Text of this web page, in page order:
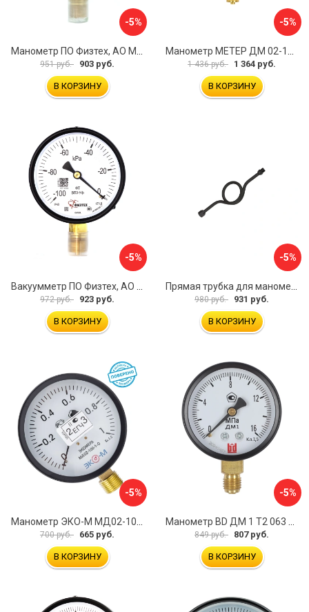
-5%
951 руб. 903 руб.
В КОРЗИНУ
-5%
1 436 руб. 1 364 руб.
В КОРЗИНУ
-5%
972 руб. 923 руб.
В КОРЗИНУ
-5%
980 руб. 931 руб.
В КОРЗИНУ
-5%
700 руб. 665 руб.
В КОРЗИНУ
-5%
849 руб. 807 руб.
В КОРЗИНУ